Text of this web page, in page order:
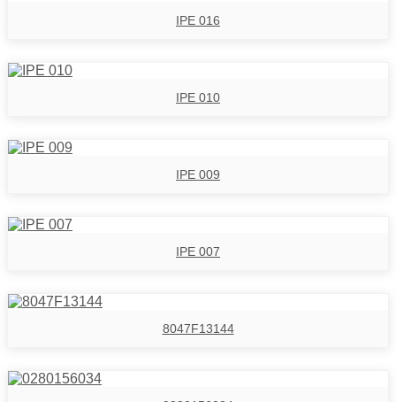
IPE 016
IPE 010
IPE 009
IPE 007
8047F13144